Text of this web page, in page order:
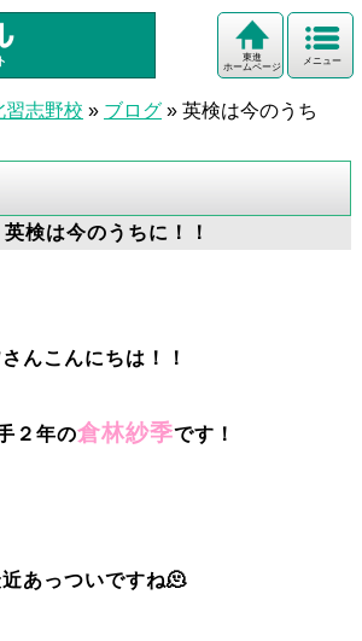
メニュー
東進
ホームページ
習志野校 » ブログ » 英検は今のうち
検は今のうちに！！
んこんにちは！！
２年の倉林紗季です！
あっついですね🫠